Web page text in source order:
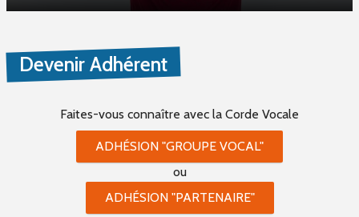
Devenir Adhérent
Faites-vous connaître avec la Corde Vocale
ADHÉSION "GROUPE VOCAL"
ou
ADHÉSION "PARTENAIRE"